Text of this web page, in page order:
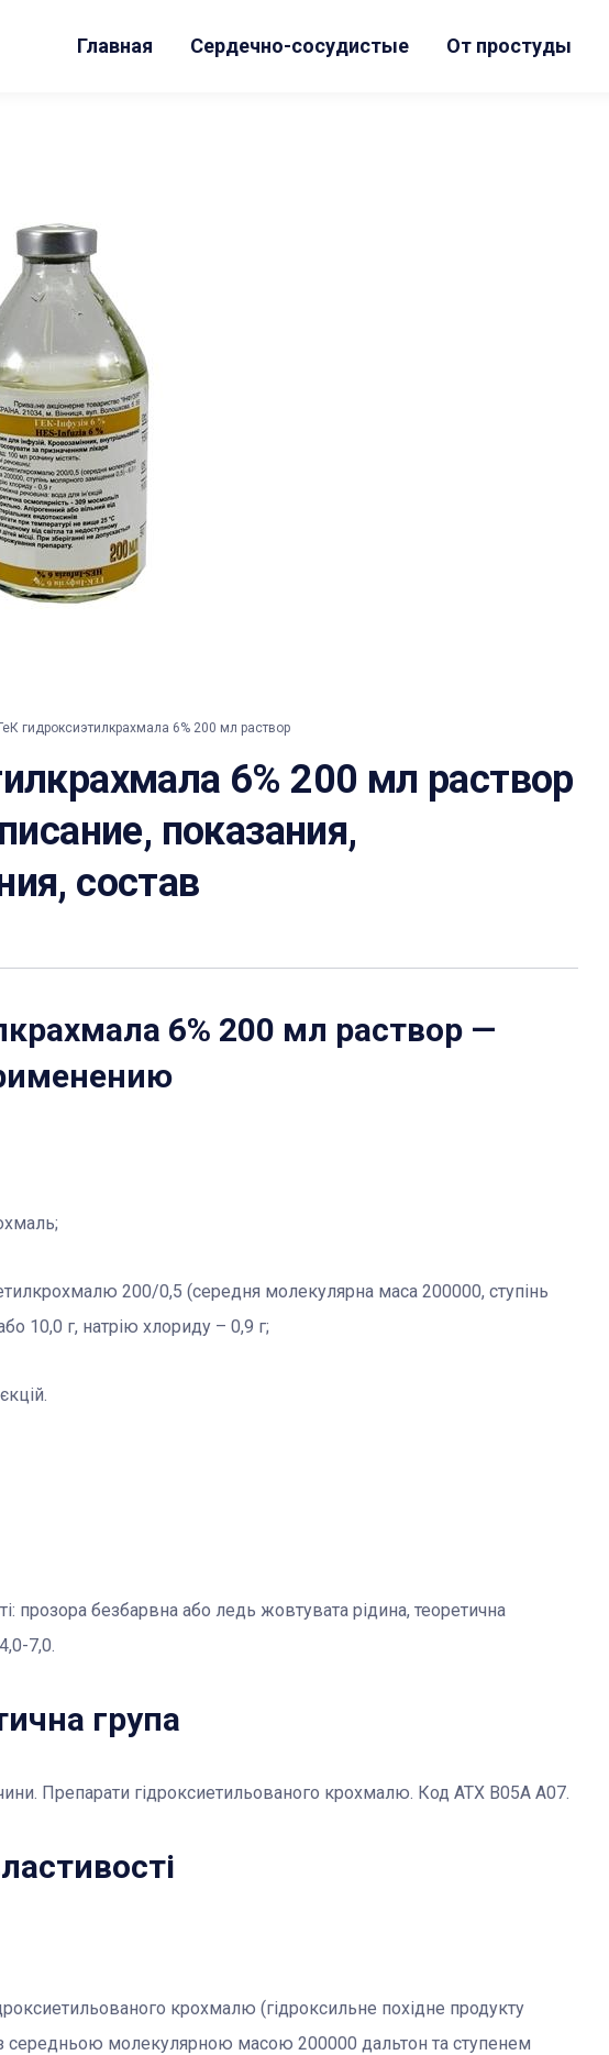
Главная Сердечно-сосудистые От простуды
гидроксиэтилкрахмала 6% 200 мл раствор
6% 200 мл раствор
показания,
состав
6% 200 мл раствор —
200/0,5 (середня молекулярна маса 200000, ступінь
10,0 г, натрію хлориду – 0,9 г;
прозора безбарвна або ледь жовтувата рідина, теоретична
7,0.
група
Препарати гідроксиетильованого крохмалю. Код АТХ В05А А07.
крохмалю (гідроксильне похідне продукту
середньою молекулярною масою 200000 дальтон та ступенем